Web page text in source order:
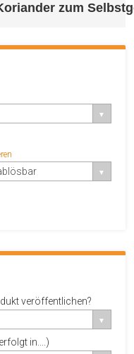
zum
veröffentlichen?
in....)